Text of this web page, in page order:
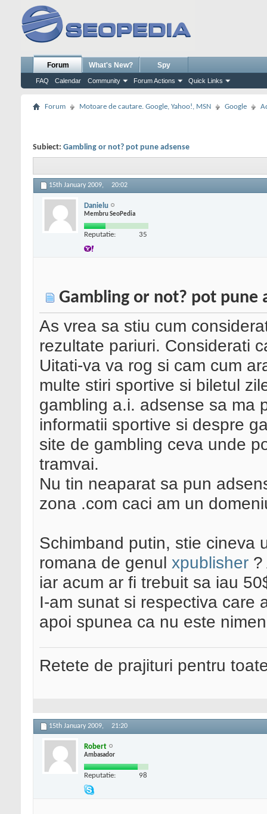
Forum
FAQ Calendar Community Forum Actions Quick Links
What's New? Spy
Forum Motoare de cautare. Google, Yahoo!, MSN Google
Subiect: Gambling or not? pot pune adsense
15th January 2009, 20:02
Danielu
Membru SeoPedia
Reputatie: 35
Gambling or not? pot pune
As vrea sa stiu cum
rezultate pariuri. Considerati
Uitati-va va rog si cam cum
multe stiri sportive si biletul
gambling a.i. adsense sa ma
informatii sportive si despre
site de gambling ceva unde
tramvai.
Nu tin neaparat sa pun
zona .com caci am un
Schimband putin, stie cineva
romana de genul xpublisher ?
iar acum ar fi trebuit sa iau
I-am sunat si respectiva care
apoi spunea ca nu este
Retete de prajituri pentru
15th January 2009, 21:20
Robert
Ambasador
Reputatie: 98